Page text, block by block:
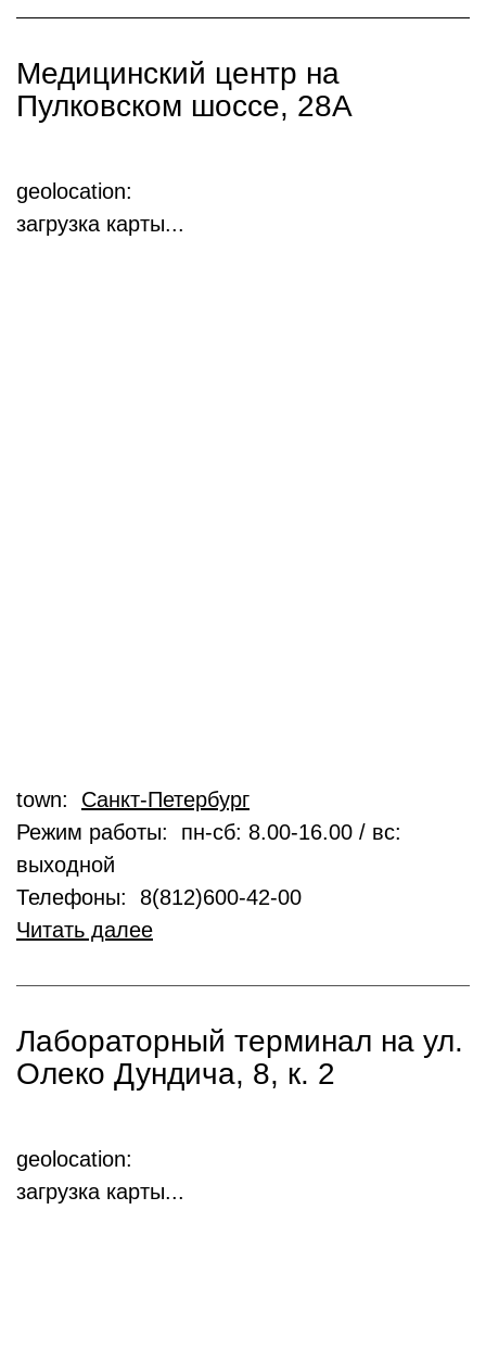
Медицинский центр на
Пулковском шоссе, 28А
geolocation:
загрузка карты...
town: Санкт-Петербург
Режим работы: пн-сб: 8.00-16.00 / вс:
выходной
Телефоны: 8(812)600-42-00
Читать далее
Лабораторный терминал на ул.
Олеко Дундича, 8, к. 2
geolocation:
загрузка карты...